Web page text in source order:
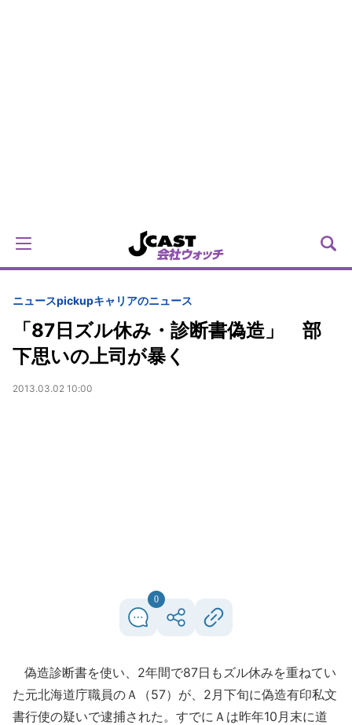
ニュースpickupキャリアのニュース
「87日ズル休み・診断書偽造」 部
下思いの上司が暴く
2013.03.02 10:00
0
偽造診断書を使い、2年間で87日もズル休みを重ねてい
た元北海道庁職員のＡ（57）が、2月下旬に偽造有印私文
書行使の疑いで逮捕された。すでにＡは昨年10月末に道